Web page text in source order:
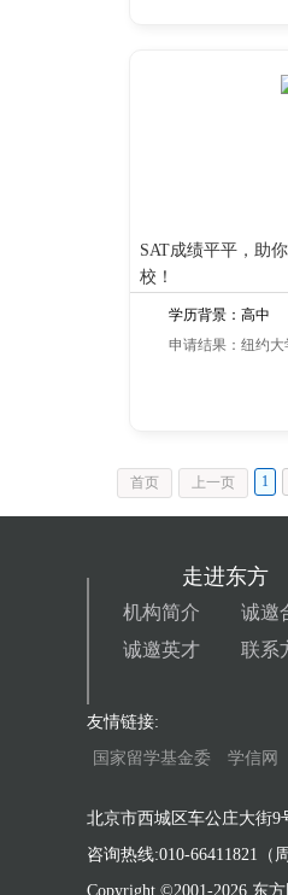
SAT成绩平平，助
校！
学历背景：高中
申请结果：纽约大
1
上一页
首页
走进东方
机构简介
诚邀
诚邀英才
联系
友情链接:
国家留学基金委
学信网
北京市西城区车公庄大街9
咨询热线:010-66411821（
Copyright ©2001-2026 东